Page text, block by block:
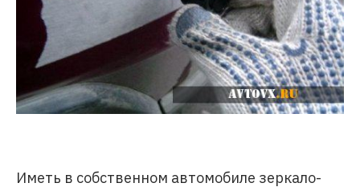
Иметь в собственном автомобиле зеркало-